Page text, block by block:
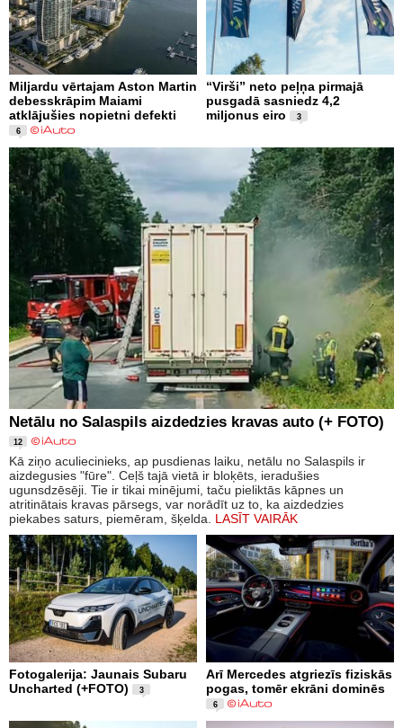
Miljardu vērtajam Aston Martin
debesskrāpim Maiami
atklājušies nopietni defekti
6
“Virši” neto peļņa pirmajā
pusgadā sasniedz 4,2
miljonus eiro
3
Netālu no Salaspils aizdedzies kravas auto (+ FOTO)
12
Kā ziņo aculiecinieks, ap pusdienas laiku, netālu no Salaspils ir
aizdegusies "fūre". Ceļš tajā vietā ir bloķēts, ieradušies
ugunsdzēsēji. Tie ir tikai minējumi, taču pieliktās kāpnes un
atritinātais kravas pārsegs, var norādīt uz to, ka aizdedzies
piekabes saturs, piemēram, šķelda. LASĪT VAIRĀK
Fotogalerija: Jaunais Subaru
Uncharted (+FOTO)
3
Arī Mercedes atgriezīs fiziskās
pogas, tomēr ekrāni dominēs
6